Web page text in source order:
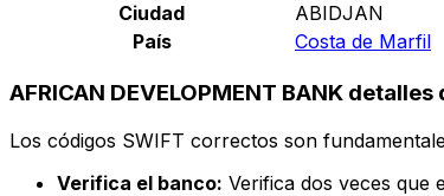
Ciudad
ABIDJAN
País
Costa de Marfil
AFRICAN DEVELOPMENT BANK
Los códigos SWIFT correctos son
Verifica el banco: Verifica dos veces que